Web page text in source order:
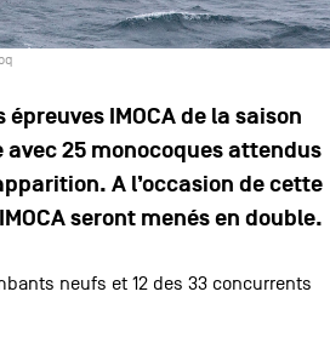
IMOCA de la saison
25 monocoques attendus
A l’occasion de cette
seront menés en double.
neufs et 12 des 33 concurrents